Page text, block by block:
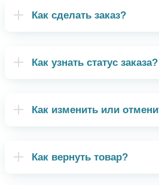
Как сделать заказ?
Как узнать статус заказа?
Как изменить или
Как вернуть товар?